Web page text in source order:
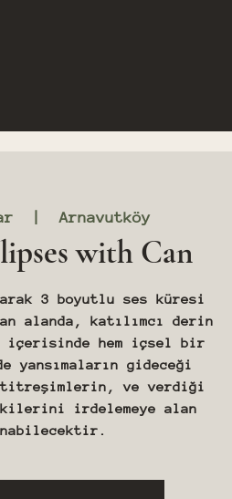
  |
Arnavutköy
with Can
3 boyutlu ses küresi
alanda, katılımcı derin
içerisinde hem içsel bir
yansımaların gideceği
ve verdiği
irdelemeye alan